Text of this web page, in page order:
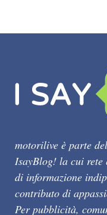
motorilive è parte
IsayBlog! la cui
di informazione
contributo di
Per pubblicità,